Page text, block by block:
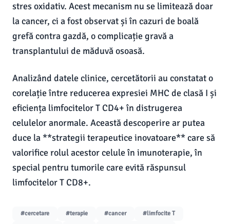
stres oxidativ. Acest mecanism nu se limitează doar
la cancer, ci a fost observat și în cazuri de boală
grefă contra gazdă, o complicație gravă a
transplantului de măduvă osoasă.
Analizând datele clinice, cercetătorii au constatat o
corelație între reducerea expresiei MHC de clasă I și
eficiența limfocitelor T CD4+ în distrugerea
celulelor anormale. Această descoperire ar putea
duce la **strategii terapeutice inovatoare** care să
valorifice rolul acestor celule în imunoterapie, în
special pentru tumorile care evită răspunsul
limfocitelor T CD8+.
#cercetare #terapie #cancer #limfocite T